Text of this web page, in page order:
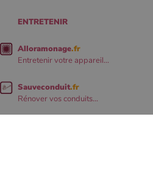
ENTRETENIR
Alloramonage.fr
Entretenir votre appareil...
Sauveconduit.fr
Rénover vos conduits...